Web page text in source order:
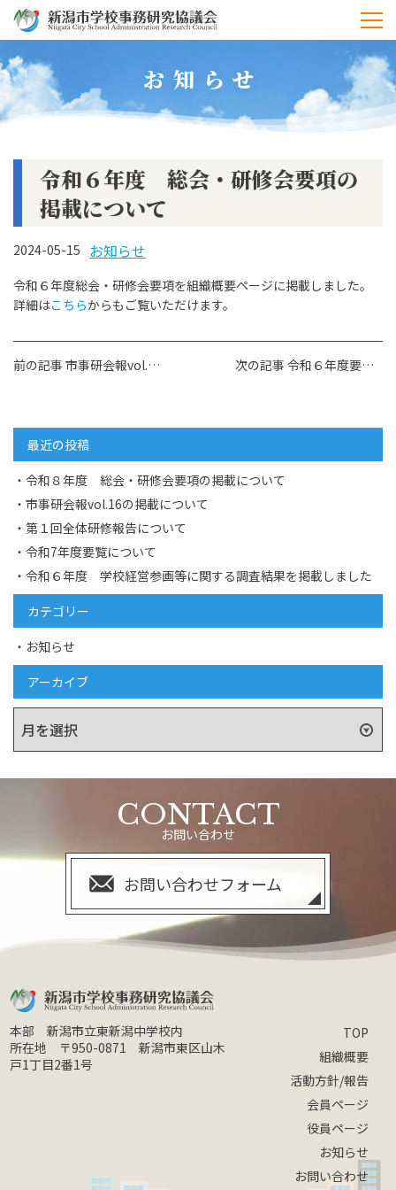
お知らせ
令和６年度 総会・研修会要項の
掲載について
2024-05-15 お知らせ
令和６年度総会・研修会要項を組織概要ページに掲載しました。
詳細はこちらからもご覧いただけます。
前
へ
の
リ
前の記事 市事研会報vol.5の掲載について 次の記事 令和６年度要覧について
最近の投稿
令和８年度 総会・研修会要項の掲載について
市事研会報vol.16の掲載について
第１回全体研修報告について
令和7年度要覧について
令和６年度 学校経営参画等に関する調査結果を掲載しました
カテゴリー
お知らせ
アーカイブ
ー
カ
イ
CONTACT
お問い合わせ
お問い合わせフォーム
本部 新潟市立東新潟中学校内
所在地 〒950-0871 新潟市東区山木
戸1丁目2番1号
TOP
組織概要
活動方針/報告
会員ページ
役員ページ
お知らせ
お問い合わせ